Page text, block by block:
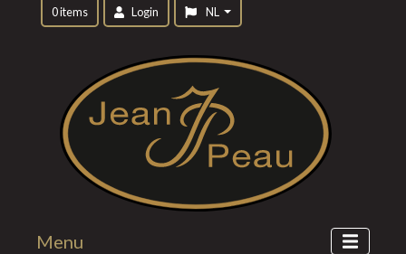
0 items Login NL
Menu